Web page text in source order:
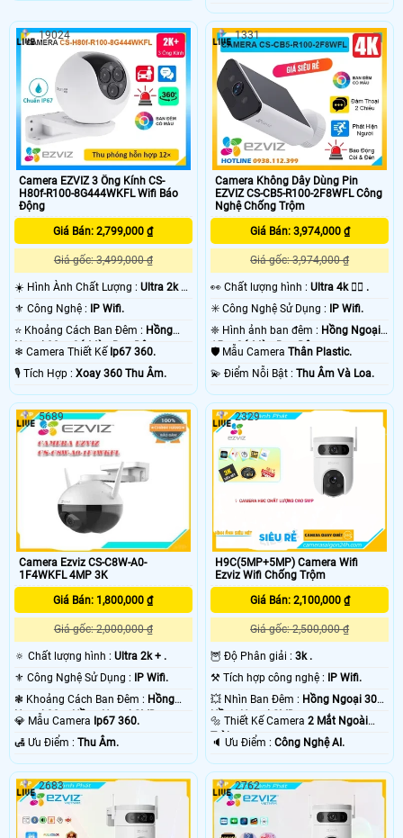
Camera EZVIZ 3 Ống Kính CS-
H80f-R100-8G444WKFL Wifi Báo
Động
Giá Bán: 2,799,000 ₫
Giá gốc: 3,499,000 ₫
☀️ Hình Ành Chất Lượng : Ultra 2k +
⚜️ Công Nghệ :
IP Wifi.
⭐ Khoảng Cách Ban Đêm : Hồng
Ngoại 30m Có Màu Ban Ðêm.
❄ Camera Thiết Kế Ip67 360.
️🎙 Tích Hợp : Xoay 360 Thu Âm.
19024
Camera Không Dây Dùng Pin
EZVIZ CS-CB5-R100-2F8WFL Công
Nghệ Chống Trộm
Giá Bán: 3,974,000 ₫
Giá gốc: 3,974,000 ₫
️👀 Chất lượng hình :Ultra 4k 👍🏾 .
✳️ Công Nghệ Sử Dụng :
IP Wifi.
❈ Hình ảnh ban đêm : Hồng Ngoại
15m Có Màu Ban Ðêm.
🛡 Mẫu CameraThân Plastic.
️💫 Điểm Nỗi Bật :Thu Âm Và Loa.
1331
Camera Ezviz CS-C8W-A0-
1F4WKFL 4MP 3K
Giá Bán: 1,800,000 ₫
Giá gốc: 2,000,000 ₫
🔅 Chất lượng hình : Ultra 2k + .
⚜️ Công Nghệ Sử Dụng : IP Wifi.
❃ Khoảng Cách Ban Đêm : Hồng
Ngoại 30m Hồng Ngoại SMD.
💎 Mẫu Camera Ip67 360.
️🛃 Ưu Điểm : Thu Âm.
5689
H9C(5MP+5MP) Camera Wifi
Ezviz Wifi Chống Trộm
Giá Bán: 2,100,000 ₫
Giá gốc: 2,500,000 ₫
🦉 Độ Phân giải :3k .
⚒ Tích hợp công nghệ : IP Wifi.
💥 Nhìn Ban Đêm : Hồng Ngoại 30m
Hồng Ngoại SMD.
🔩 Thiết Kế Camera2 Mắt Ngoài
Trời.
️🔈 Ưu Điểm :Công Nghệ AI.
2329
2683 2762